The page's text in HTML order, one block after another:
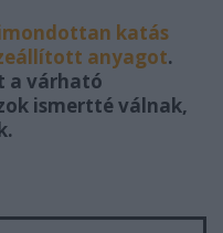
katás
anyagot.
a várható
ismertté válnak,